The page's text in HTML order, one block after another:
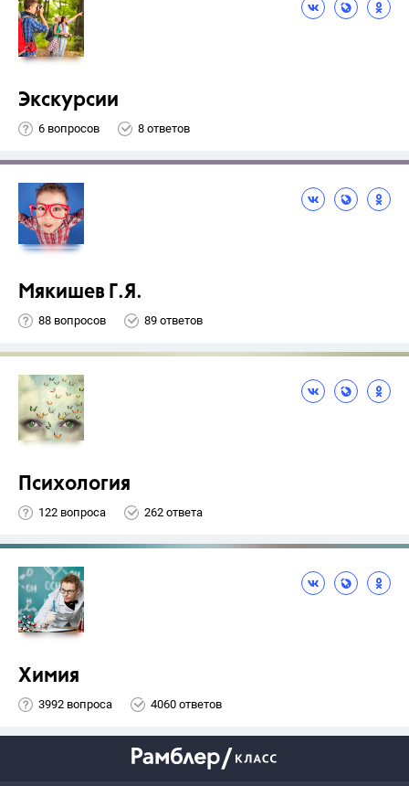
Экскурсии
6 вопросов 8 ответов
Мякишев Г.Я.
88 вопросов 89 ответов
Психология
122 вопроса 262 ответа
Химия
3992 вопроса 4060 ответов